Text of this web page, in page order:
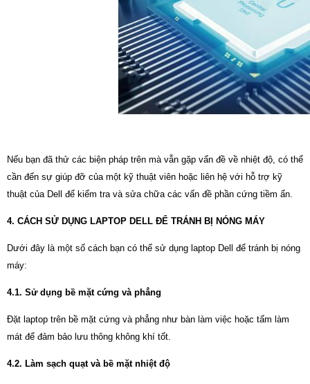
Nếu bạn đã thử các biện pháp trên mà vẫn gặp vấn đề về nhiệt độ, có thể
cần đến sự giúp đỡ của một kỹ thuật viên hoặc liên hệ với hỗ trợ kỹ
thuật của Dell để kiểm tra và sửa chữa các vấn đề phần cứng tiềm ẩn.
4. CÁCH SỬ DỤNG LAPTOP DELL ĐỂ TRÁNH BỊ NÓNG MÁY
Dưới đây là một số cách bạn có thể sử dụng laptop Dell để tránh bị nóng
máy:
4.1. Sử dụng bề mặt cứng và phẳng
Đặt laptop trên bề mặt cứng và phẳng như bàn làm việc hoặc tấm làm
mát để đảm bảo lưu thông không khí tốt.
4.2. Làm sạch quạt và bề mặt nhiệt độ